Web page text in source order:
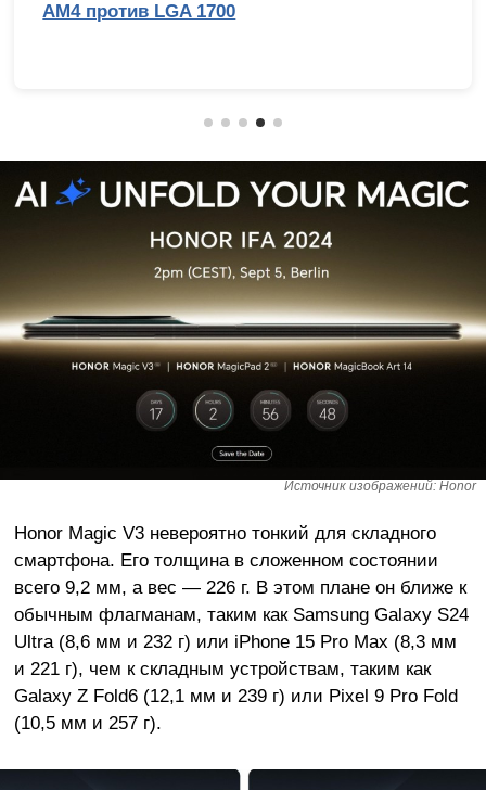
AM4 против LGA 1700
Источник изображений: Honor
Honor Magic V3 невероятно тонкий для складного
смартфона. Его толщина в сложенном состоянии
всего 9,2 мм, а вес — 226 г. В этом плане он ближе к
обычным флагманам, таким как Samsung Galaxy S24
Ultra (8,6 мм и 232 г) или iPhone 15 Pro Max (8,3 мм
и 221 г), чем к складным устройствам, таким как
Galaxy Z Fold6 (12,1 мм и 239 г) или Pixel 9 Pro Fold
(10,5 мм и 257 г).